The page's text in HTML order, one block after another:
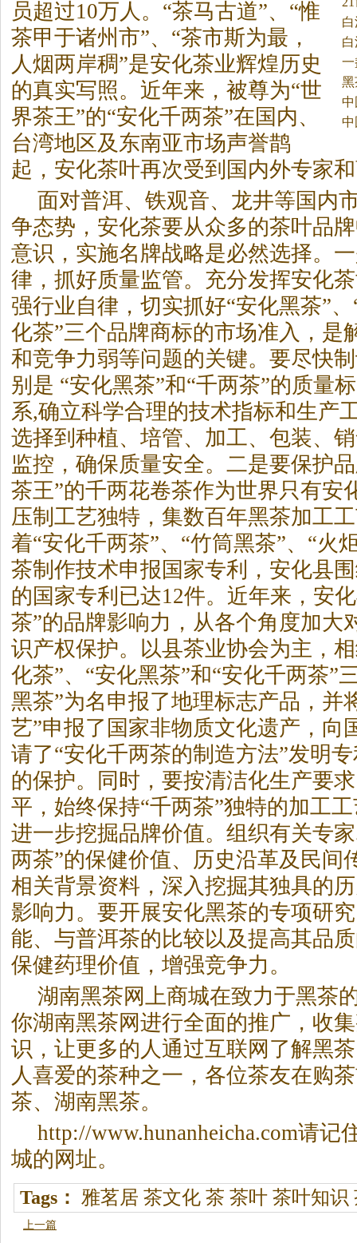
的
喜
中
中
员超过10万人。“茶马古道”、“惟
茶甲于诸州市”、“茶市斯为最，
人烟两岸稠”是安化茶业辉煌历史
的真实写照。近年来，被尊为“世
界茶王”的“安化千两茶”在国内、
台湾地区及东南亚市场声誉鹊
起，安化茶叶再次受到国内外专家
面对普洱、铁观音、龙井等国内
争态势，安化茶要从众多的茶叶品
意识，实施名牌战略是必然选择。
律，抓好质量监管。充分发挥安化
强行业自律，切实抓好“安化黑茶”
化茶”三个品牌商标的市场准入，是
和竞争力弱等问题的关键。要尽快
别是 “安化黑茶”和“千两茶”的质量
系,确立科学合理的技术指标和生产
选择到种植、培管、加工、包装、
监控，确保质量安全。二是要保护
茶王”的千两花卷茶作为世界只有安
压制工艺独特，集数百年黑茶加工
着“安化千两茶”、“竹筒黑茶”、“火
茶制作技术申报国家专利，安化县
的国家专利已达12件。近年来，安
茶”的品牌影响力，从各个角度加大
识产权保护。以县茶业协会为主，
化茶”、“安化黑茶”和“安化千两茶”
黑茶”为名申报了地理标志产品，并
艺”申报了国家非物质文化遗产，向
请了“安化千两茶的制造方法”发明
的保护。同时，要按清洁化生产要
平，始终保持“千两茶”独特的加工
进一步挖掘品牌价值。组织有关专
两茶”的保健价值、历史沿革及民间
相关背景资料，深入挖掘其独具的
影响力。要开展安化黑茶的专项研
能、与普洱茶的比较以及提高其品
保健药理价值，增强竞争力。
湖南黑茶网上商城在致力于黑茶
你湖南黑茶网进行全面的推广，收
识，让更多的人通过互联网了解黑茶
人喜爱的茶种之一，各位茶友在购
茶、湖南黑茶。
http://www.hunanheicha.com请记
城的网址。
Tags： 雅茗居 茶文化 茶 茶叶 茶叶知识
上一篇